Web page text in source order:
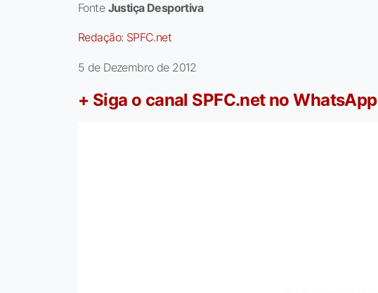
Fonte Justiça Desportiva
Redação: SPFC.net
5 de Dezembro de 2012
+ Siga o canal SPFC.net no WhatsApp